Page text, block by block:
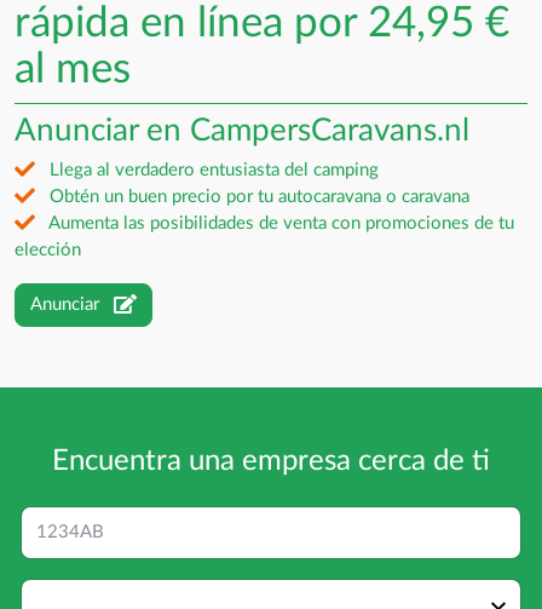
rápida en línea por 24,95 €
al mes
Anunciar en CampersCaravans.nl
Llega al verdadero entusiasta del camping
Obtén un buen precio por tu autocaravana o caravana
Aumenta las posibilidades de venta con promociones de tu
elección
Anunciar
Encuentra una empresa cerca de ti
Código postal
Distancia